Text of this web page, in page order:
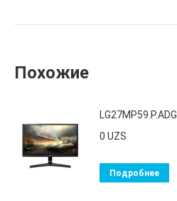
Похожие
LG27MP59.P.ADG
0 UZS
Подробнее